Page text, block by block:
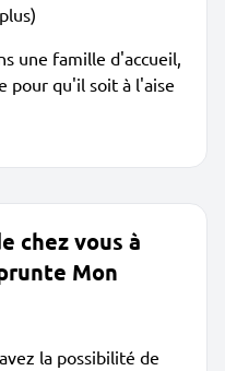
une famille d'accueil,
pour qu'il soit à l'aise
chez vous à
Mon
la possibilité de